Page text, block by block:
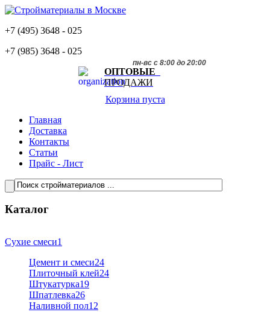
+7 (495) 3648 - 025
+7 (985) 3648 - 025
пн-вс с 8:00 до 20:00
ОПТОВЫЕ
ПРОДАЖИ
Корзина пуста
Главная
Доставка
Контакты
Статьи
Прайс - Лист
Каталог
Сухие смеси1
Цемент и смеси24
Плиточный клей24
Штукатурка19
Шпатлевка26
Наливной пол12